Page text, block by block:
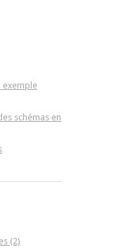
exemple
schémas en
(2)